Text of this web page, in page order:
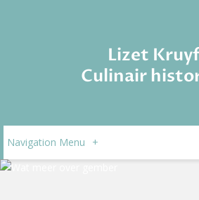
Lizet
Culinair
Navigation Menu +